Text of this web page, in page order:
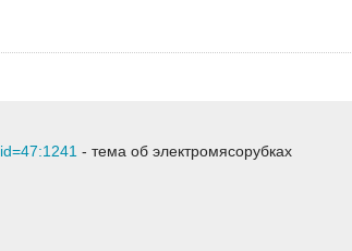
- тема об электромясорубках